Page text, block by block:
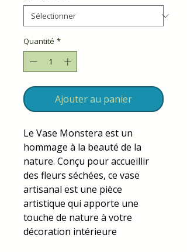
Quantité *
Ajouter au panier
Le Vase Monstera est un
hommage à la beauté de la
nature. Conçu pour accueillir
des fleurs séchées, ce vase
artisanal est une pièce
artistique qui apporte une
touche de nature à votre
décoration intérieure